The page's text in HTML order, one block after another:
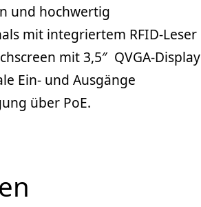
und hochwertig
mit integriertem RFID-Leser
mit 3,5″ QVGA-Display
Ein- und Ausgänge
über PoE.